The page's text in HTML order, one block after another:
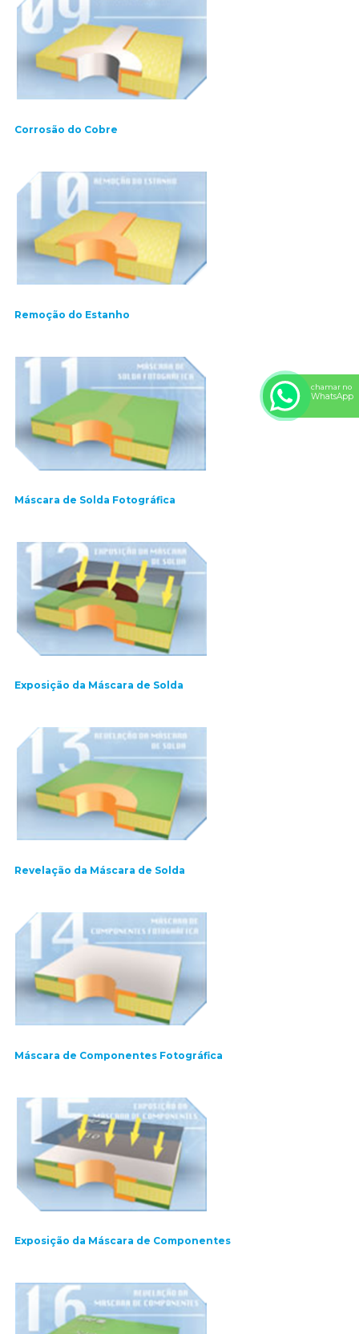
Corrosão do Cobre
Remoção do Estanho
Máscara de Solda Fotográfica
Exposição da Máscara de Solda
Revelação da Máscara de Solda
Máscara de Componentes Fotográfica
Exposição da Máscara de Componentes
chamar no
WhatsApp